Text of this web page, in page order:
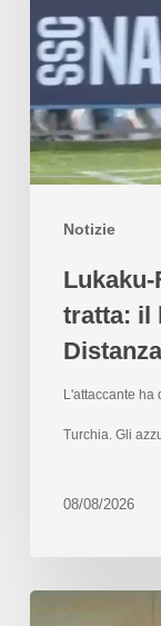
Notizie
tratta: il
L'attaccante ha
Turchia. Gli
08/08/2026